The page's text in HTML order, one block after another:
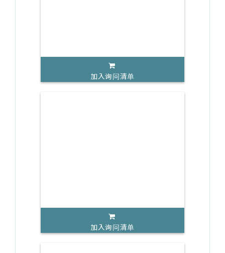
加入询问清单
加入询问清单